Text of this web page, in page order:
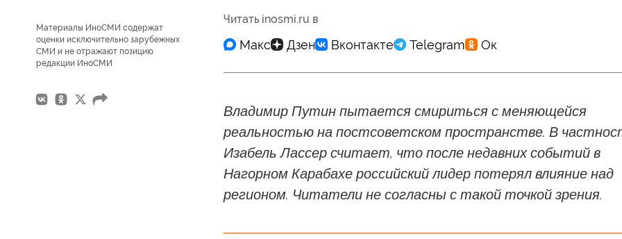
Материалы ИноСМИ содержат
оценки исключительно зарубежных
СМИ и не отражают позицию
редакции ИноСМИ
Читать inosmi.ru в
Владимир Путин пытается смириться с меняющейся
реальностью на постсоветском пространстве. В
Изабель Лассер считает, что после недавних событий в
Нагорном Карабахе российский лидер потерял влияние над
регионом. Читатели не согласны с такой точкой зрения.